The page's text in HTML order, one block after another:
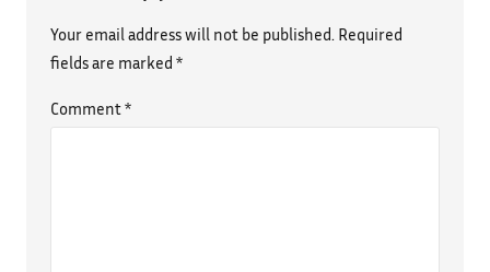
Your email address will not be published. Required
fields are marked *
Comment*